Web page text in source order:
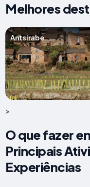
Melhores
Antsirabe
>
O que fazer
Principais
Experiências